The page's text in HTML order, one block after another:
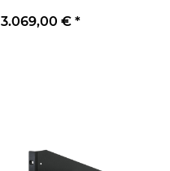
3.069,00 € *